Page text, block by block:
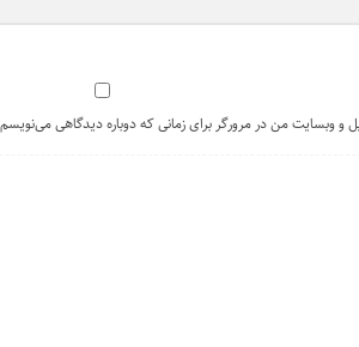
و وبسایت من در مرورگر برای زمانی که دوباره دیدگاهی